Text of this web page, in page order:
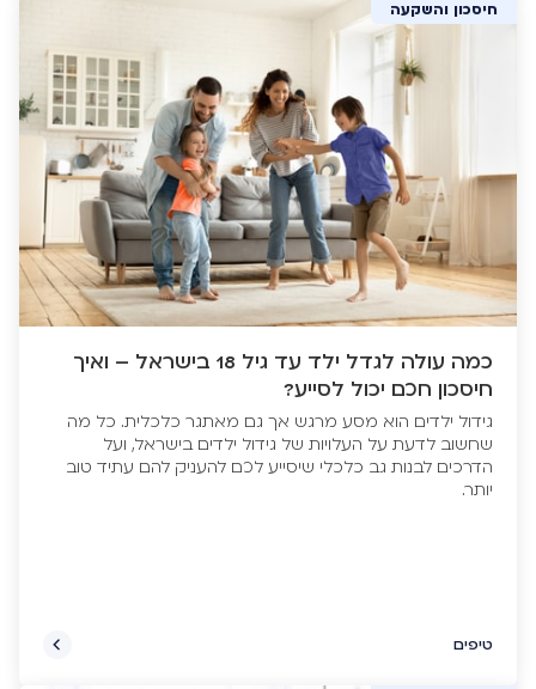
חיסכון והשקעה
כמה עולה לגדל ילד עד גיל 18 בישראל – ואיך
חיסכון חכם יכול לסייע?
גידול ילדים הוא מסע מרגש אך גם מאתגר כלכלית. כל מה
שחשוב לדעת על העלויות של גידול ילדים בישראל, ועל
הדרכים לבנות גב כלכלי שיסייע לכם להעניק להם עתיד טוב
יותר.
טיפים